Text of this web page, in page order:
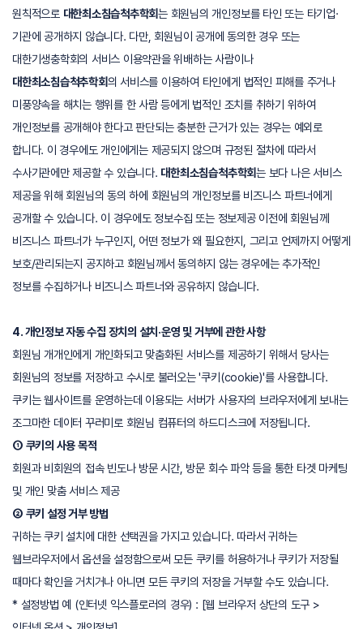
원칙적으로 대한최소침습척추학회는 회원님의 개인정보를 타인 또는 타기업·
기관에 공개하지 않습니다. 다만, 회원님이 공개에 동의한 경우 또는
대한기생충학회의 서비스 이용약관을 위배하는 사람이나
대한최소침습척추학회의 서비스를 이용하여 타인에게 법적인 피해를 주거나
미풍양속을 해치는 행위를 한 사람 등에게 법적인 조치를 취하기 위하여
개인정보를 공개해야 한다고 판단되는 충분한 근거가 있는 경우는 예외로
합니다. 이 경우에도 개인에게는 제공되지 않으며 규정된 절차에 따라서
수사기관에만 제공할 수 있습니다. 대한최소침습척추학회는 보다 나은 서비스
제공을 위해 회원님의 동의 하에 회원님의 개인정보를 비즈니스 파트너에게
공개할 수 있습니다. 이 경우에도 정보수집 또는 정보제공 이전에 회원님께
비즈니스 파트너가 누구인지, 어떤 정보가 왜 필요한지, 그리고 언제까지 어떻게
보호/관리되는지 공지하고 회원님께서 동의하지 않는 경우에는 추가적인
정보를 수집하거나 비즈니스 파트너와 공유하지 않습니다.
4. 개인정보 자동 수집 장치의 설치·운영 및 거부에 관한 사항
회원님 개개인에게 개인화되고 맞춤화된 서비스를 제공하기 위해서 당사는
회원님의 정보를 저장하고 수시로 불러오는 '쿠키(cookie)'를 사용합니다.
쿠키는 웹사이트를 운영하는데 이용되는 서버가 사용자의 브라우저에게 보내는
조그마한 데이터 꾸러미로 회원님 컴퓨터의 하드디스크에 저장됩니다.
① 쿠키의 사용 목적
회원과 비회원의 접속 빈도나 방문 시간, 방문 회수 파악 등을 통한 타겟 마케팅
및 개인 맞춤 서비스 제공
② 쿠키 설정 거부 방법
귀하는 쿠키 설치에 대한 선택권을 가지고 있습니다. 따라서 귀하는
웹브라우저에서 옵션을 설정함으로써 모든 쿠키를 허용하거나 쿠키가 저장될
때마다 확인을 거치거나 아니면 모든 쿠키의 저장을 거부할 수도 있습니다.
* 설정방법 예 (인터넷 익스플로러의 경우) : [웹 브라우저 상단의 도구 >